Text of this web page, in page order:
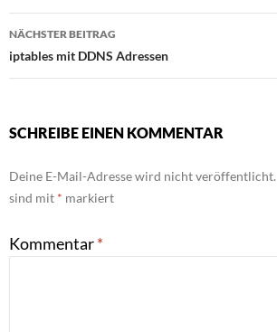
NÄCHSTER BEITRAG
iptables mit DDNS Adressen
SCHREIBE EINEN KOMMENTAR
Deine E-Mail-Adresse wird nicht veröffentlicht.
sind mit * markiert
Kommentar*